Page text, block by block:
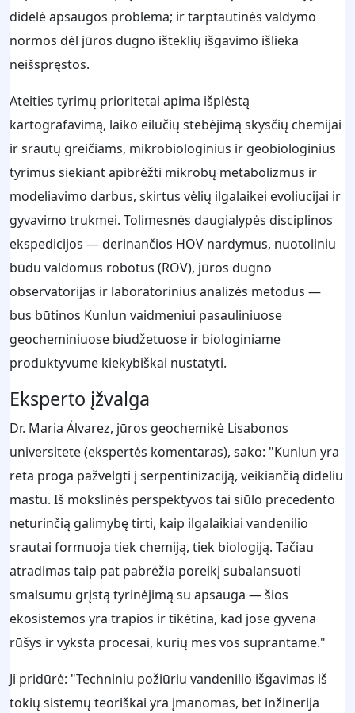
didelė apsaugos problema; ir tarptautinės valdymo
normos dėl jūros dugno išteklių išgavimo išlieka
neišspręstos.
Ateities tyrimų prioritetai apima išplėstą
kartografavimą, laiko eilučių stebėjimą skysčių chemijai
ir srautų greičiams, mikrobiologinius ir geobiologinius
tyrimus siekiant apibrėžti mikrobų metabolizmus ir
modeliavimo darbus, skirtus vėlių ilgalaikei evoliucijai ir
gyvavimo trukmei. Tolimesnės daugialypės disciplinos
ekspedicijos — derinančios HOV nardymus, nuotoliniu
būdu valdomus robotus (ROV), jūros dugno
observatorijas ir laboratorinius analizės metodus —
bus būtinos Kunlun vaidmeniui pasauliniuose
geocheminiuose biudžetuose ir biologiniame
produktyvume kiekybiškai nustatyti.
Eksperto įžvalga
Dr. Maria Álvarez, jūros geochemikė Lisabonos
universitete (ekspertės komentaras), sako: "Kunlun yra
reta proga pažvelgti į serpentinizaciją, veikiančią dideliu
mastu. Iš mokslinės perspektyvos tai siūlo precedento
neturinčią galimybę tirti, kaip ilgalaikiai vandenilio
srautai formuoja tiek chemiją, tiek biologiją. Tačiau
atradimas taip pat pabrėžia poreikį subalansuoti
smalsumu grįstą tyrinėjimą su apsauga — šios
ekosistemos yra trapios ir tikėtina, kad jose gyvena
rūšys ir vyksta procesai, kurių mes vos suprantame."
Ji pridūrė: "Techniniu požiūriu vandenilio išgavimas iš
tokių sistemų teoriškai yra įmanomas, bet inžinerija